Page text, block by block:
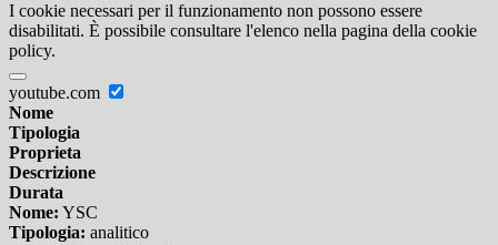
I cookie necessari per il funzionamento non possono essere
disabilitati. È possibile consultare l'elenco nella pagina della cookie
policy.
youtube.com
Nome
Tipologia
Proprieta
Descrizione
Durata
Nome: YSC
Tipologia: analitico